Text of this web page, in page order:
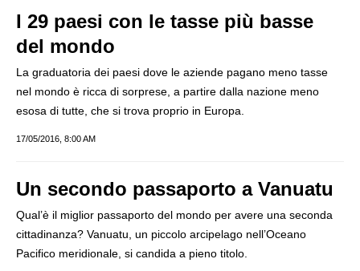
I 29 paesi con le tasse più basse
del mondo
La graduatoria dei paesi dove le aziende pagano meno tasse
nel mondo è ricca di sorprese, a partire dalla nazione meno
esosa di tutte, che si trova proprio in Europa.
17/05/2016, 8:00 AM
Un secondo passaporto a Vanuatu
Qual’è il miglior passaporto del mondo per avere una seconda
cittadinanza? Vanuatu, un piccolo arcipelago nell’Oceano
Pacifico meridionale, si candida a pieno titolo.